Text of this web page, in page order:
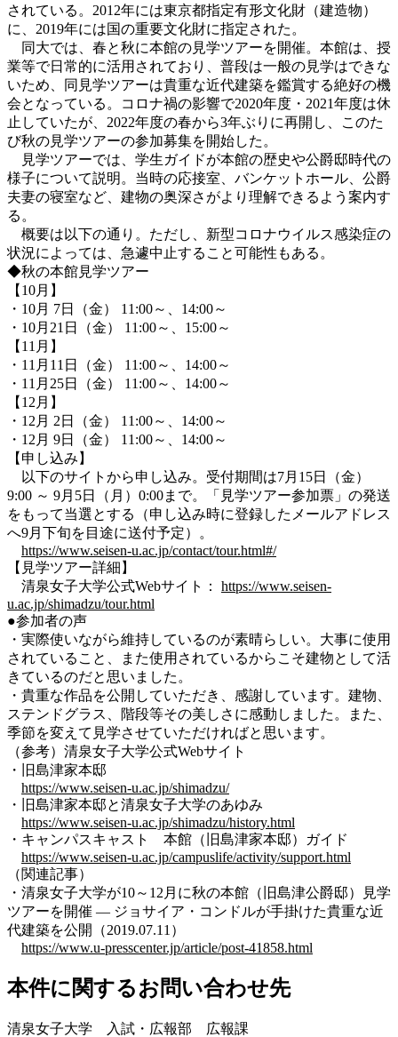
されている。2012年には東京都指定有形文化財（建造物）
に、2019年には国の重要文化財に指定された。
同大では、春と秋に本館の見学ツアーを開催。本館は、授
業等で日常的に活用されており、普段は一般の見学はできな
いため、同見学ツアーは貴重な近代建築を鑑賞する絶好の機
会となっている。コロナ禍の影響で2020年度・2021年度は休
止していたが、2022年度の春から3年ぶりに再開し、このた
び秋の見学ツアーの参加募集を開始した。
見学ツアーでは、学生ガイドが本館の歴史や公爵邸時代の
様子について説明。当時の応接室、バンケットホール、公爵
夫妻の寝室など、建物の奥深さがより理解できるよう案内す
る。
概要は以下の通り。ただし、新型コロナウイルス感染症の
状況によっては、急遽中止すること可能性もある。
◆秋の本館見学ツアー
【10月】
・10月 7日（金） 11:00～、14:00～
・10月21日（金） 11:00～、15:00～
【11月】
・11月11日（金） 11:00～、14:00～
・11月25日（金） 11:00～、14:00～
【12月】
・12月 2日（金） 11:00～、14:00～
・12月 9日（金） 11:00～、14:00～
【申し込み】
以下のサイトから申し込み。受付期間は7月15日（金）
9:00 ～ 9月5日（月）0:00まで。「見学ツアー参加票」の発送
をもって当選とする（申し込み時に登録したメールアドレス
へ9月下旬を目途に送付予定）。
https://www.seisen-u.ac.jp/contact/tour.html#/
【見学ツアー詳細】
清泉女子大学公式Webサイト： https://www.seisen-
u.ac.jp/shimadzu/tour.html
●参加者の声
・実際使いながら維持しているのが素晴らしい。大事に使用
されていること、また使用されているからこそ建物として活
きているのだと思いました。
・貴重な作品を公開していただき、感謝しています。建物、
ステンドグラス、階段等その美しさに感動しました。また、
季節を変えて見学させていただければと思います。
（参考）清泉女子大学公式Webサイト
・旧島津家本邸
https://www.seisen-u.ac.jp/shimadzu/
・旧島津家本邸と清泉女子大学のあゆみ
https://www.seisen-u.ac.jp/shimadzu/history.html
・キャンパスキャスト 本館（旧島津家本邸）ガイド
https://www.seisen-u.ac.jp/campuslife/activity/support.html
（関連記事）
・清泉女子大学が10～12月に秋の本館（旧島津公爵邸）見学
ツアーを開催 — ジョサイア・コンドルが手掛けた貴重な近
代建築を公開（2019.07.11）
https://www.u-presscenter.jp/article/post-41858.html
本件に関するお問い合わせ先
清泉女子大学 入試・広報部 広報課